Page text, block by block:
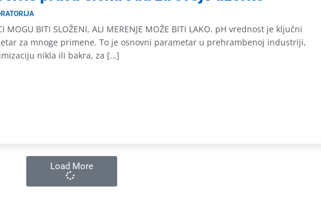
MOGU BITI SLOŽENI, ALI MERENJE MOŽE BITI LAKO. pH vrednost je ključni
za mnoge primene. To je osnovni parametar u prehrambenoj industriji,
nikla ili bakra, za […]
Load More